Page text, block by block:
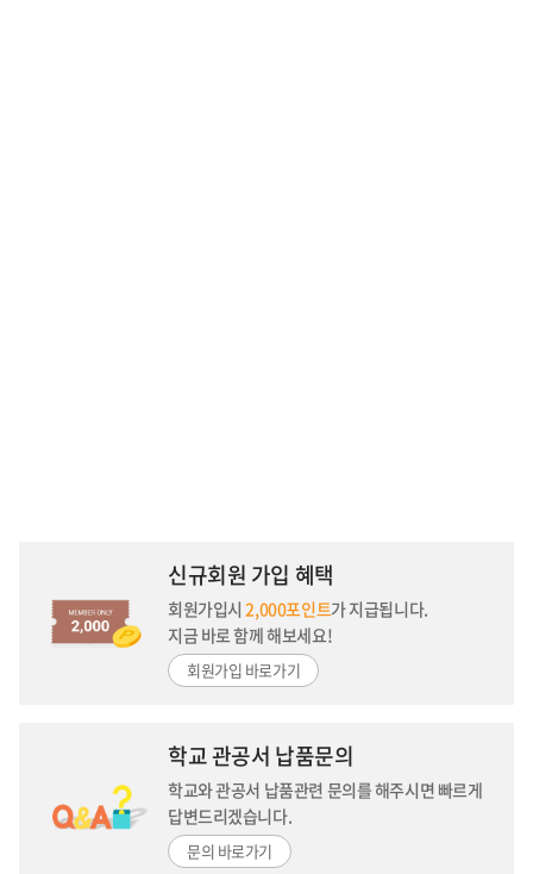
신규회원 가입 혜택
회원가입시2,000포인트가 지급됩니다.
지금 바로 함께 해보세요!
회원가입 바로가기
학교 관공서 납품문의
학교와 관공서 납품관련 문의를 해주시면 빠르게
답변드리겠습니다.
문의 바로가기